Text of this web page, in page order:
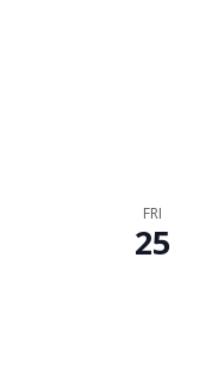
FRI
25